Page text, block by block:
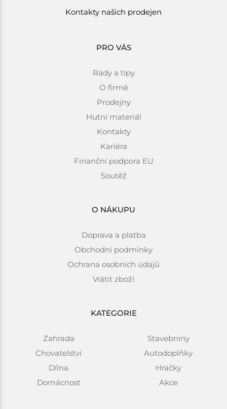
Kontakty našich prodejen
PRO VÁS
Rady a tipy
O firmě
Prodejny
Hutní materiál
Kontakty
Kariéra
Finanční podpora EU
Soutěž
O NÁKUPU
Doprava a platba
Obchodní podmínky
Ochrana osobních údajů
Vrátit zboží
KATEGORIE
Zahrada
Chovatelství
Dílna
Domácnost
Stavebniny
Autodoplňky
Hračky
Akce